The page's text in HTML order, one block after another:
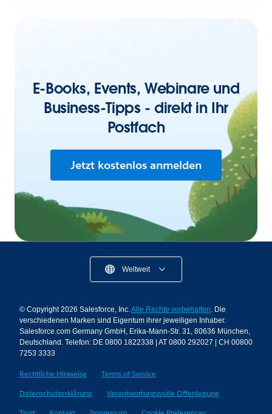
E-Books, Events, Webinare und
Business-Tipps - direkt in Ihr
Postfach
Jetzt kostenlos anmelden
Weltweit
© Copyright 2026 Salesforce, Inc.Alle Rechte vorbehalten. Die
verschiedenen Marken sind Eigentum ihrer jeweiligen Inhaber.
Salesforce.com Germany GmbH, Erika-Mann-Str. 31, 80636 München,
Deutschland. Telefon: DE 0800 1822338 | AT 0800 292027 | CH 00800
7253 3333
Rechtliche Hinweise
Terms of Service
Datenschutzerklärung
Verantwortungsvolle Offenlegung